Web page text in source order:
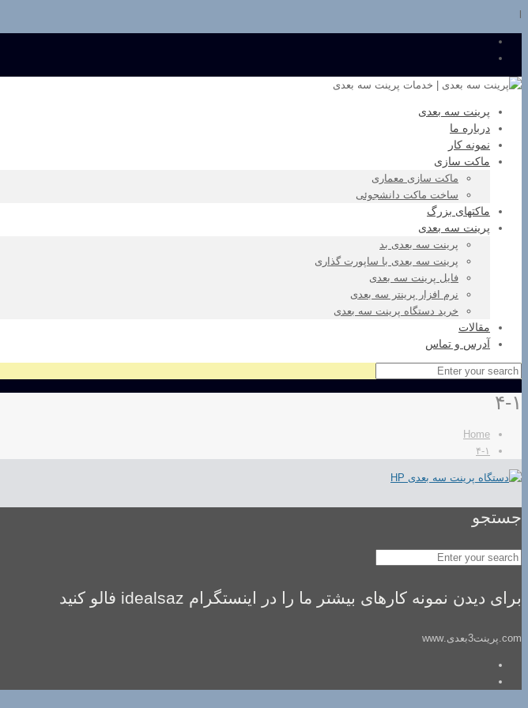
پرینت سه بعدی
درباره ما
نمونه کار
ماکت سازی
ماکت سازی معماری
ساخت ماکت دانشجوئی
ماکتهای بزرگ
پرینت سه بعدی
پرینت سه بعدی بد
پرینت سه بعدی با ساپورت گذاری
فایل پرینت سه بعدی
نرم افزار پرینتر سه بعدی
خرید دستگاه پرینت سه بعدی
مقالات
آدرس و تماس
۴-۱
Home
۴-۱
جستجو
برای دیدن نمونه کارهای بیشتر ما را در اینستگرام idealsaz فالو کنید
com.پرینت3بعدی.www